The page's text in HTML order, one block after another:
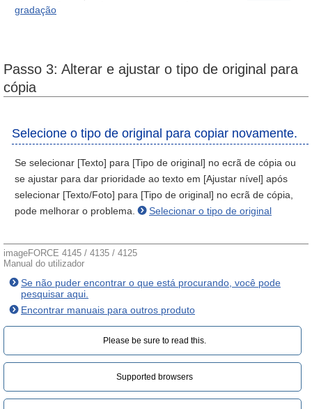
gradação
Passo 3: Alterar e ajustar o tipo de original para
cópia
Selecione o tipo de original para copiar novamente.
Se selecionar [Texto] para [Tipo de original] no ecrã de cópia ou
se ajustar para dar prioridade ao texto em [Ajustar nível] após
selecionar [Texto/Foto] para [Tipo de original] no ecrã de cópia,
pode melhorar o problema.
Selecionar o tipo de original
imageFORCE 4145 / 4135 / 4125
Manual do utilizador
Se não puder encontrar o que está procurando, você pode
pesquisar aqui.
Encontrar manuais para outros produto
Please be sure to read this.‎
Supported browsers